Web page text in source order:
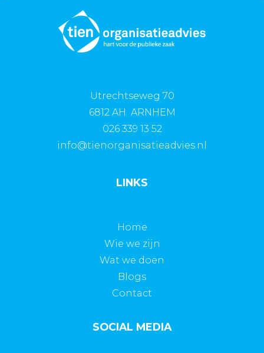
Utrechtseweg 70
6812 AH ARNHEM
026 339 13 52
info@tienorganisatieadvies.nl
LINKS
Home
Wie we zijn
Wat we doen
Blogs
Contact
SOCIAL MEDIA